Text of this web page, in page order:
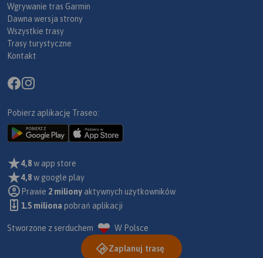
Wgrywanie tras Garmin
Dawna wersja strony
Wszystkie trasy
Trasy turystyczne
Kontakt
Pobierz aplikację Traseo:
4,8w app store
4,8w google play
Prawie 2 miliony aktywnych użytkowników
1.5 miliona pobrań aplikacji
Stworzone z serduchem W Polsce
Zaplanuj trasę